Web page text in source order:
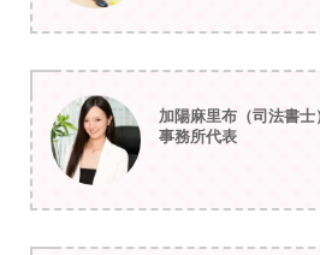
加陽麻里布（司法書
事務所代表